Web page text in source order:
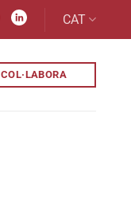
CAT
COL·LABORA